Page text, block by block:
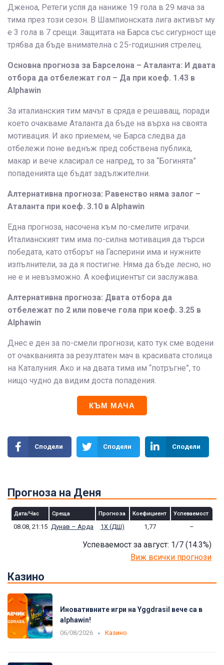
Дженоа, Ретеги успя да наниже 19 гола в 29 мача за
тима през този сезон. В Шампионската лига активът му
е 3 гола в 7 срещи. Защитата на Барса със сигурност ще
трябва да бъде внимателна с 25-годишния стрелец.
Основна прогноза за Барселона – Аталанта: И двата
отбора да отбележат гол – Да при коеф. 1.43 в
Alphawin
За италианския тим мачът в сряда е решаващ, поради
което очакваме Аталанта да бъде на върха на своята
мотивация. И ако приемем, че Барса следва да
отбележи поне веднъж пред собствена публика,
макар и вече класирал се напред, то за “Богинята”
попаденията ще бъдат задължителни.
Алтернативна прогноза: Равенство няма залог –
Аталанта при коеф. 3.10 в Alphawin
Една прогноза, насочена към по-смелите играчи.
Италианският тим има по-силна мотивация да търси
победата, като отборът на Гасперини има и нужните
изпълнители, за да я постигне. Няма да бъде лесно, но
не е и невъзможно. А коефициентът си заслужава.
Алтернативна прогноза: Двата отбора да
отбележат по 2 или повече гола при коеф. 3.25 в
Alphawin
Днес е ден за по-смели прогнози, като тук сме водени
от очакванията за резултатен мач в красивата столица
на Каталуния. Ако и на двата тима им “потръгне”, то
нищо чудно да видим доста попадения.
КЪМ МАЧА
Сподели Сподели Сподели
Прогноза на Деня
Дата/Час Среща Прогноза Коефициент Успеваемост
08.08, 21:15 Дунав – Арда 1Х (ДШ) 1,77 –
Успеваемост за август: 1/7 (14.3%)
Виж всички прогнози
Казино
Иновативните игри на Yggdrasil вече са в
alphawin!
06/08/2026 Казино